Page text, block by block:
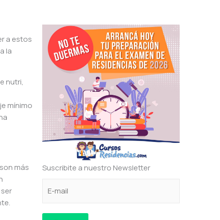
a estos
la
nutri,
mínimo
más
Suscribite a nuestro Newsletter